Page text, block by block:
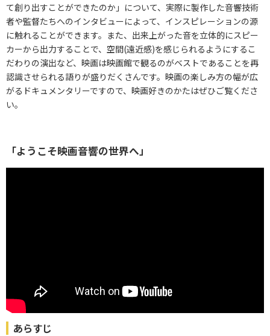
て創り出すことができたのか」について、実際に製作した音響技術
者や監督たちへのインタビューによって、インスピレーションの源
に触れることができます。また、出来上がった音を立体的にスピー
カーから出力することで、空間(遠近感)を感じられるようにするこ
だわりの演出など、映画は映画館で観るのがベストであることを再
認識させられる語りが盛りだくさんです。映画の楽しみ方の幅が広
がるドキュメンタリーですので、映画好きのかたはぜひご覧くださ
い。
「ようこそ映画音響の世界へ」
あらすじ